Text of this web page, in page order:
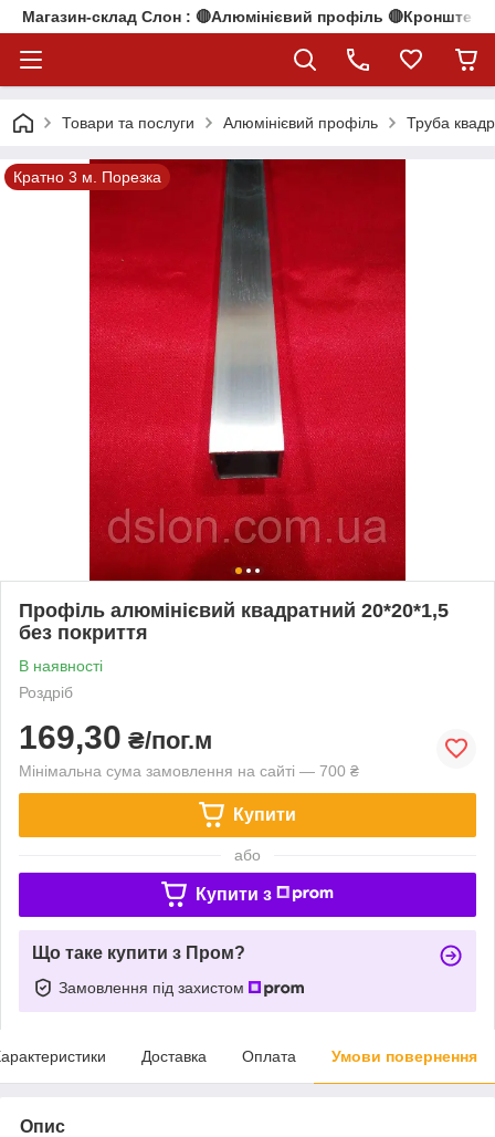
Магазин-склад Слон : 🔴Алюмінієвий профіль
Товари та послуги Алюмінієвий профіль Труба
Кратно 3 м. Порезка
Профіль алюмінієвий квадратний 20*20*1,5
без покриття
В наявності
Роздріб
169,30 ₴/пог.м
Мінімальна сума замовлення на сайті — 700 ₴
Купити
або
Купити з
Що таке купити з Пром?
Замовлення під захистом
Доставка Оплата Умови повернення
Опис